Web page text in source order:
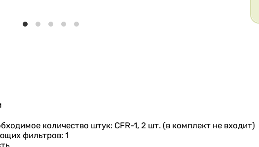
количество штук: CFR-1, 2 шт. (в комплект не входит)
фильтров: 1